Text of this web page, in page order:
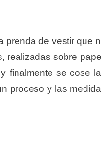
prenda de vestir que
realizadas sobre
finalmente se cose
proceso y las